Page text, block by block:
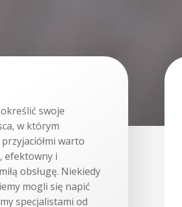
swoje
w którym
warto
efektowny i
obsługę. Niekiedy
mogli się napić
specjalistami od